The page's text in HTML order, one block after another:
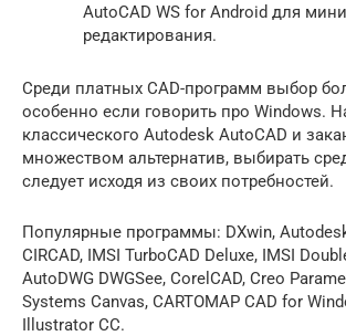
AutoCAD WS for Android для
редактирования.
Среди платных CAD-программ выбор
особенно если говорить про Windows.
классического Autodesk AutoCAD и
множеством альтернатив, выбирать
следует исходя из своих потребностей.
Популярные программы: DXwin,
CIRCAD, IMSI TurboCAD Deluxe, IMSI
AutoDWG DWGSee, CorelCAD, Creo
Systems Canvas, CARTOMAP CAD for
Illustrator CC.